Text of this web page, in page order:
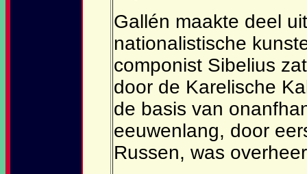
Gallén maakte deel
nationalistische
componist Sibelius
door de Karelische
de basis van
eeuwenlang, door
Russen, was